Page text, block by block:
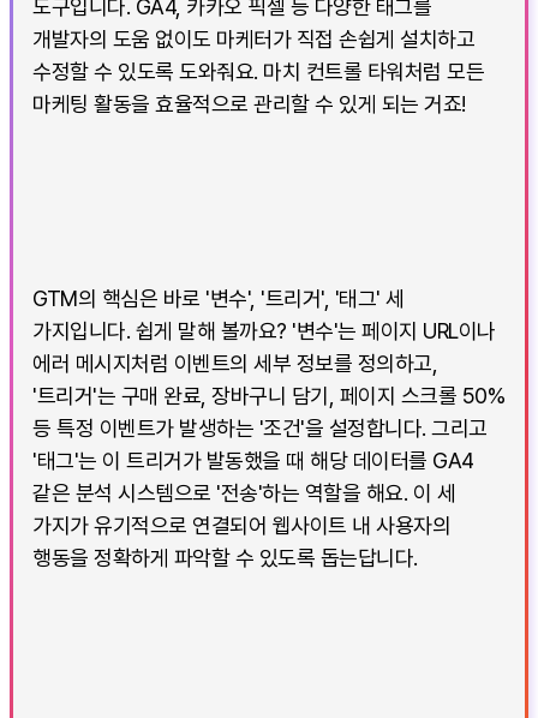
도구입니다. GA4, 카카오 픽셀 등 다양한 태그를
개발자의 도움 없이도 마케터가 직접 손쉽게 설치하고
수정할 수 있도록 도와줘요. 마치 컨트롤 타워처럼 모든
마케팅 활동을 효율적으로 관리할 수 있게 되는 거죠!
GTM의 핵심은 바로 '변수', '트리거', '태그' 세
가지입니다. 쉽게 말해 볼까요? '변수'는 페이지 URL이나
에러 메시지처럼 이벤트의 세부 정보를 정의하고,
'트리거'는 구매 완료, 장바구니 담기, 페이지 스크롤 50%
등 특정 이벤트가 발생하는 '조건'을 설정합니다. 그리고
'태그'는 이 트리거가 발동했을 때 해당 데이터를 GA4
같은 분석 시스템으로 '전송'하는 역할을 해요. 이 세
가지가 유기적으로 연결되어 웹사이트 내 사용자의
행동을 정확하게 파악할 수 있도록 돕는답니다.